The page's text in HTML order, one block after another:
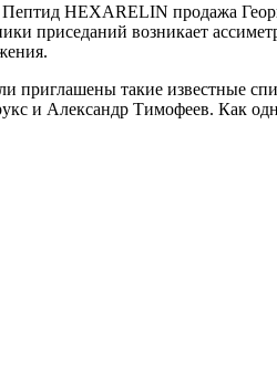
HEXARELIN продажа
приседаний возникает
приглашены такие
и Александр Тимофеев. Как